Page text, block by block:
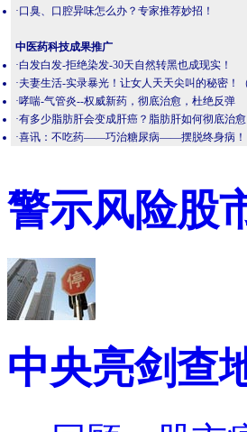
·口臭、口腔异味怎么办？专家推荐妙招！
中医药科技成果推广
·白发白发-拒绝染发-30天自然转黑也成现实！
·夫妻生活-实录暴光！让女人天天尖叫的秘密！（
·哮喘-气管炎--权威新药，彻底治愈，杜绝反弹
·有多少脂肪肝会变成肝癌？脂肪肝如何彻底治愈
·喜讯：不吃药——巧治糖尿病——摆脱终身病！
警示风险股
中央亮剑查